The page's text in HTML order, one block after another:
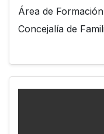
Área de
Concejalía de